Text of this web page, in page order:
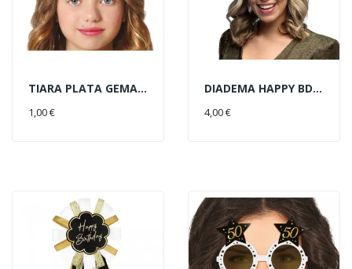
TIARA PLATA GEMAS ROJAS
1,00 €
DIADEMA HAPPY BDAY ORO/NEG
4,00 €